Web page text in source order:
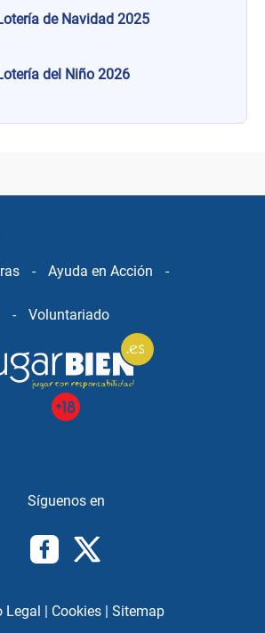
de Navidad 2025
del Niño 2026
- Ayuda en Acción -
- Voluntariado
Legal Cookies| Sitemap